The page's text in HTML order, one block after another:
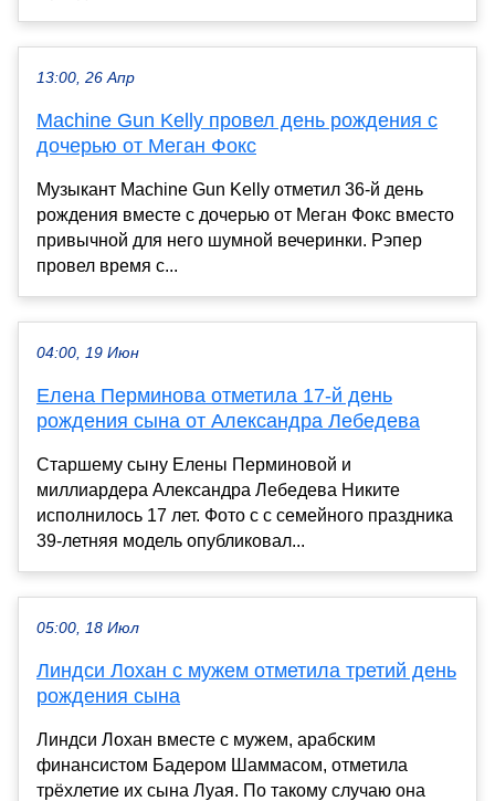
13:00, 26 Апр
Machine Gun Kelly провел день рождения с
дочерью от Меган Фокс
Музыкант Machine Gun Kelly отметил 36-й день
рождения вместе с дочерью от Меган Фокс вместо
привычной для него шумной вечеринки. Рэпер
провел время с...
04:00, 19 Июн
Елена Перминова отметила 17-й день
рождения сына от Александра Лебедева
Старшему сыну Елены Перминовой и
миллиардера Александра Лебедева Никите
исполнилось 17 лет. Фото с с семейного праздника
39-летняя модель опубликовал...
05:00, 18 Июл
Линдси Лохан с мужем отметила третий день
рождения сына
Линдси Лохан вместе с мужем, арабским
финансистом Бадером Шаммасом, отметила
трёхлетие их сына Луая. По такому случаю она